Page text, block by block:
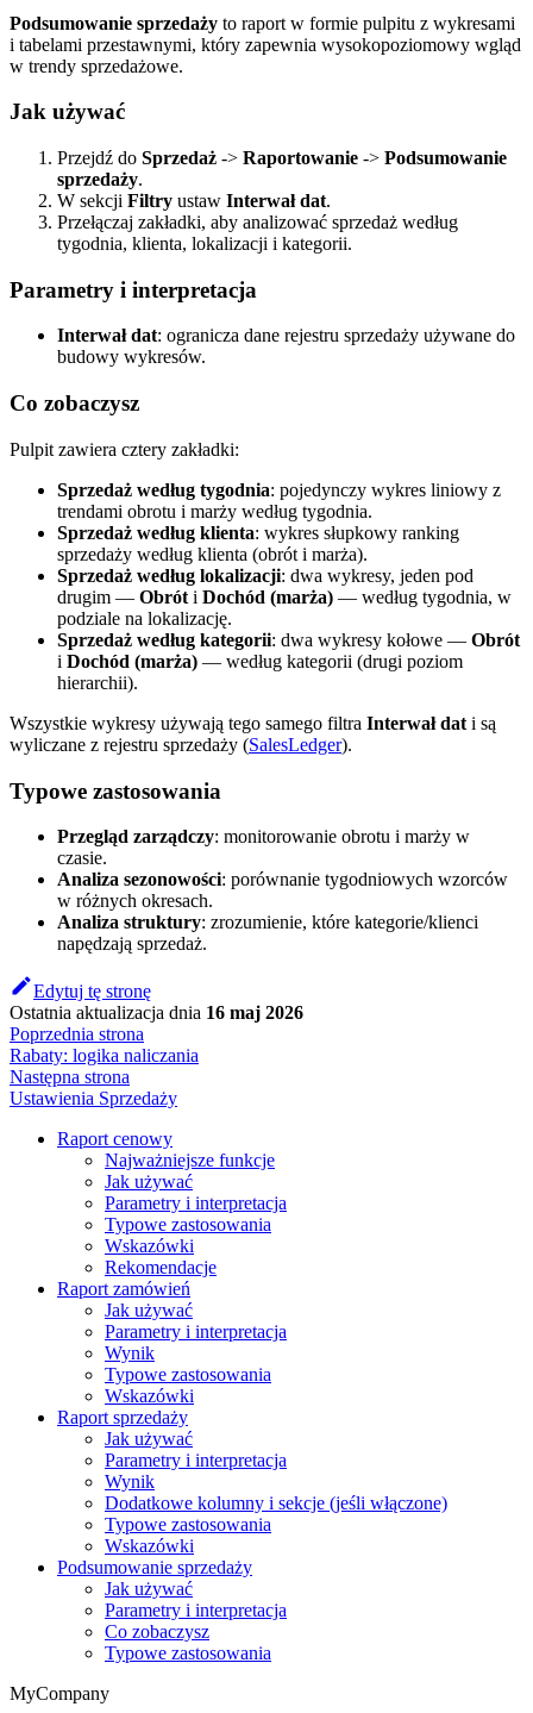
Podsumowanie sprzedaży to raport w formie pulpitu z wykresami
i tabelami przestawnymi, który zapewnia wysokopoziomowy wgląd
w trendy sprzedażowe.
Jak używać
Przejdź do Sprzedaż -> Raportowanie -> Podsumowanie
sprzedaży.
W sekcji Filtry ustaw Interwał dat.
Przełączaj zakładki, aby analizować sprzedaż według
tygodnia, klienta, lokalizacji i kategorii.
Parametry i interpretacja
Interwał dat: ogranicza dane rejestru sprzedaży używane do
budowy wykresów.
Co zobaczysz
Pulpit zawiera cztery zakładki:
Sprzedaż według tygodnia: pojedynczy wykres liniowy z
trendami obrotu i marży według tygodnia.
Sprzedaż według klienta: wykres słupkowy ranking
sprzedaży według klienta (obrót i marża).
Sprzedaż według lokalizacji: dwa wykresy, jeden pod
drugim — Obrót i Dochód (marża) — według tygodnia, w
podziale na lokalizację.
Sprzedaż według kategorii: dwa wykresy kołowe — Obrót
i Dochód (marża) — według kategorii (drugi poziom
hierarchii).
Wszystkie wykresy używają tego samego filtra Interwał dat i są
wyliczane z rejestru sprzedaży (SalesLedger).
Typowe zastosowania
Przegląd zarządczy: monitorowanie obrotu i marży w
czasie.
Analiza sezonowości: porównanie tygodniowych wzorców
w różnych okresach.
Analiza struktury: zrozumienie, które kategorie/klienci
napędzają sprzedaż.
Edytuj tę stronę
Ostatnia aktualizacja dnia 16 maj 2026
Poprzednia strona
Rabaty: logika naliczania
Następna strona
Ustawienia Sprzedaży
Raport cenowy
Najważniejsze funkcje
Jak używać
Parametry i interpretacja
Typowe zastosowania
Wskazówki
Rekomendacje
Raport zamówień
Jak używać
Parametry i interpretacja
Wynik
Typowe zastosowania
Wskazówki
Raport sprzedaży
Jak używać
Parametry i interpretacja
Wynik
Dodatkowe kolumny i sekcje (jeśli włączone)
Typowe zastosowania
Wskazówki
Podsumowanie sprzedaży
Jak używać
Parametry i interpretacja
Co zobaczysz
Typowe zastosowania
MyCompany